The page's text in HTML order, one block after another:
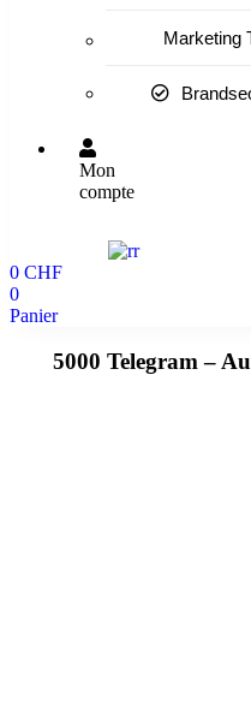
Marketing
Mon
compte
0 CHF
0
Panier
5000 Telegram –